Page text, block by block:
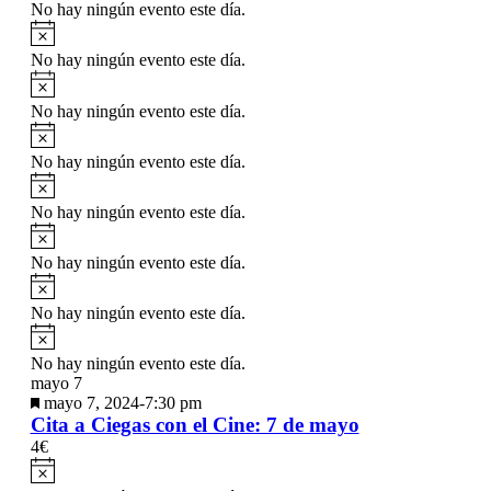
No hay ningún evento este día.
Aviso
No hay ningún evento este día.
Aviso
No hay ningún evento este día.
Aviso
No hay ningún evento este día.
Aviso
No hay ningún evento este día.
Aviso
No hay ningún evento este día.
Aviso
No hay ningún evento este día.
Aviso
No hay ningún evento este día.
mayo 7
Destacado
mayo 7, 2024-7:30 pm
Cita a Ciegas con el Cine: 7 de mayo
4€
Aviso